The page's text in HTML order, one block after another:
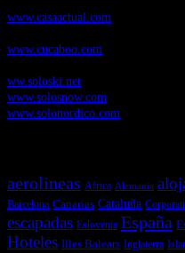
www.casaactual.com
www.cucaboo.com
ww.soloski.net
www.solosnow.com
www.solonordico.com
aerolineas Africa Alemania
Barcelona Canarias Cataluña
escapadas Eslovenia España
Hoteles Illes Balears Inglaterra